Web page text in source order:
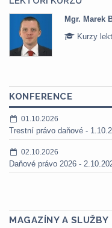
Mgr. Marek
Kurzy
KONFERENCE
01.10.2026
Trestní právo daňové -
02.10.2026
Daňové právo 2026 -
MAGAZÍNY A SLUŽBY